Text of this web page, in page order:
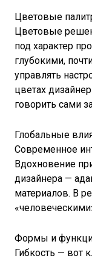
Цветовые
Цветовые
под характер
глубокими,
управлять
цветах
говорить сами
Глобальные
Современное
Вдохновение
дизайнера —
материалов. В
Формы и
Гибкость — вот